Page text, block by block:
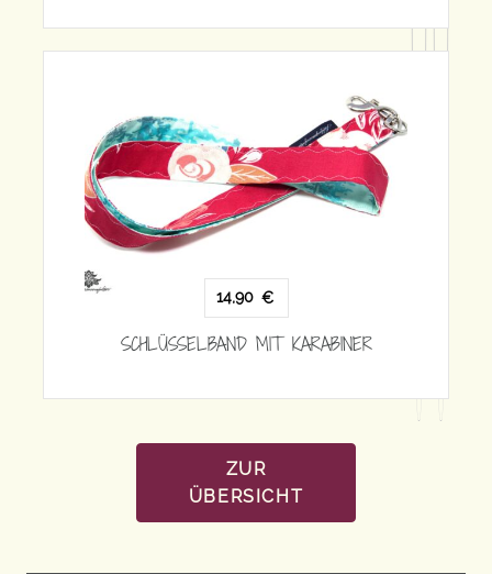
SCHLÜSSELBAND MIT KARABINER
ZUR
ÜBERSICHT